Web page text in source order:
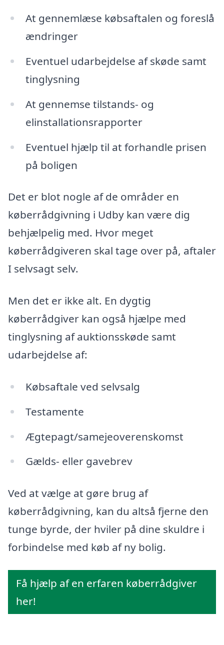
At gennemlæse købsaftalen og foreslå
ændringer
Eventuel udarbejdelse af skøde samt
tinglysning
At gennemse tilstands- og
elinstallationsrapporter
Eventuel hjælp til at forhandle prisen
på boligen
Det er blot nogle af de områder en
køberrådgivning i Udby kan være dig
behjælpelig med. Hvor meget
køberrådgiveren skal tage over på, aftaler
I selvsagt selv.
Men det er ikke alt. En dygtig
køberrådgiver kan også hjælpe med
tinglysning af auktionsskøde samt
udarbejdelse af:
Købsaftale ved selvsalg
Testamente
Ægtepagt/samejeoverenskomst
Gælds- eller gavebrev
Ved at vælge at gøre brug af
køberrådgivning, kan du altså fjerne den
tunge byrde, der hviler på dine skuldre i
forbindelse med køb af ny bolig.
Få hjælp af en erfaren køberrådgiver
her!